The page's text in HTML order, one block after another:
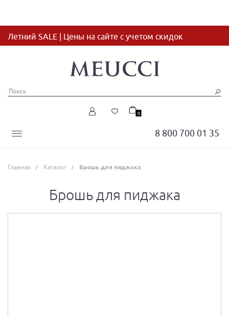
Летний SALE | Цены на сайте с учетом скидок
8 800 700 01 35
0
Главная Каталог Брошь для пиджака
Брошь для пиджака